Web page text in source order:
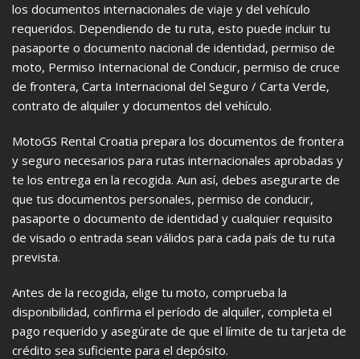
los documentos internacionales de viaje y del vehículo
requeridos. Dependiendo de tu ruta, esto puede incluir tu
pasaporte o documento nacional de identidad, permiso de
moto, Permiso Internacional de Conducir, permiso de cruce
de frontera, Carta Internacional del Seguro / Carta Verde,
contrato de alquiler y documentos del vehículo.
MotoGS Rental Croatia prepara los documentos de frontera
y seguro necesarios para rutas internacionales aprobadas y
te los entrega en la recogida. Aun así, debes asegurarte de
que tus documentos personales, permiso de conducir,
pasaporte o documento de identidad y cualquier requisito
de visado o entrada sean válidos para cada país de tu ruta
prevista.
Antes de la recogida, elige tu moto, comprueba la
disponibilidad, confirma el período de alquiler, completa el
pago requerido y asegúrate de que el límite de tu tarjeta de
crédito sea suficiente para el depósito.